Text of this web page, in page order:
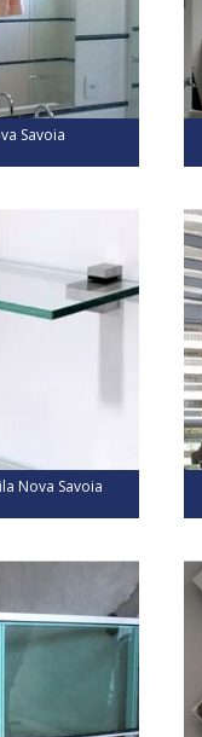
Savoia
Nova Savoia